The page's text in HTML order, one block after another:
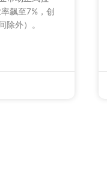
飙至7%，创
除外）。